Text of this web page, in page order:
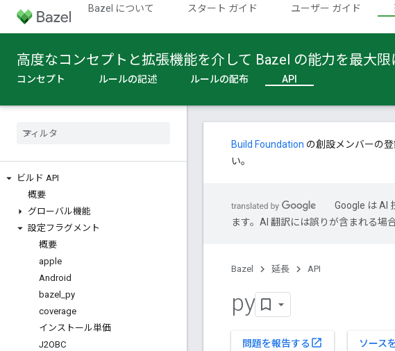
Bazel について スタート ガイド ユーザー ガイド
高度なコンセプトと拡張機能を介して Bazel の能力を最大
コンセプト ルールの記述 ルールの配布 API
ビルド API
概要
グローバル機能
設定フラグメント
概要
apple
Android
bazel py
coverage
インストール単価
J2OBC
Build Foundation の創設メンバーの登
い。
Google は AI
ます。AI 翻訳には誤りが含まれる場
Bazel 延長 API
py
問題を報告する open_in_new ソース